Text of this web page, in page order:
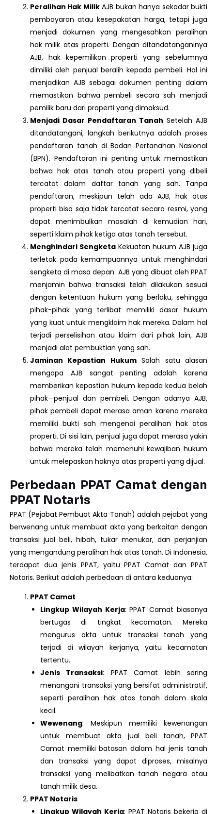
Peralihan Hak MilikAJB bukan hanya sekadar bukti
pembayaran atau kesepakatan harga, tetapi juga
menjadi dokumen yang mengesahkan peralihan
hak milik atas properti. Dengan ditandatanganinya
AJB, hak kepemilikan properti yang sebelumnya
dimiliki oleh penjual beralih kepada pembeli. Hal ini
menjadikan AJB sebagai dokumen penting dalam
memastikan bahwa pembeli secara sah menjadi
pemilik baru dari properti yang dimaksud.
Menjadi Dasar Pendaftaran Tanah Setelah AJB
ditandatangani, langkah berikutnya adalah proses
pendaftaran tanah di Badan Pertanahan Nasional
(BPN). Pendaftaran ini penting untuk memastikan
bahwa hak atas tanah atau properti yang dibeli
tercatat dalam daftar tanah yang sah. Tanpa
pendaftaran, meskipun telah ada AJB, hak atas
properti bisa saja tidak tercatat secara resmi, yang
dapat menimbulkan masalah di kemudian hari,
seperti klaim pihak ketiga atas tanah tersebut.
Menghindari Sengketa Kekuatan hukum AJB juga
terletak pada kemampuannya untuk menghindari
sengketa di masa depan. AJB yang dibuat oleh PPAT
menjamin bahwa transaksi telah dilakukan sesuai
dengan ketentuan hukum yang berlaku, sehingga
pihak-pihak yang terlibat memiliki dasar hukum
yang kuat untuk mengklaim hak mereka. Dalam hal
terjadi perselisihan atau klaim dari pihak lain, AJB
menjadi alat pembuktian yang sah.
Jaminan Kepastian HukumSalah satu alasan
mengapa AJB sangat penting adalah karena
memberikan kepastian hukum kepada kedua belah
pihak—penjual dan pembeli. Dengan adanya AJB,
pihak pembeli dapat merasa aman karena mereka
memiliki bukti sah mengenai peralihan hak atas
properti. Di sisi lain, penjual juga dapat merasa yakin
bahwa mereka telah memenuhi kewajiban hukum
untuk melepaskan haknya atas properti yang dijual.
Perbedaan PPAT Camat dengan
PPAT Notaris
PPAT (Pejabat Pembuat Akta Tanah) adalah pejabat yang
berwenang untuk membuat akta yang berkaitan dengan
transaksi jual beli, hibah, tukar menukar, dan perjanjian
yang mengandung peralihan hak atas tanah. Di Indonesia,
terdapat dua jenis PPAT, yaitu PPAT Camat dan PPAT
Notaris. Berikut adalah perbedaan di antara keduanya:
PPAT Camat
Lingkup Wilayah Kerja: PPAT Camat biasanya
bertugas di tingkat kecamatan. Mereka
mengurus akta untuk transaksi tanah yang
terjadi di wilayah kerjanya, yaitu kecamatan
tertentu.
Jenis Transaksi: PPAT Camat lebih sering
menangani transaksi yang bersifat administratif,
seperti peralihan hak atas tanah dalam skala
kecil.
Wewenang: Meskipun memiliki kewenangan
untuk membuat akta jual beli tanah, PPAT
Camat memiliki batasan dalam hal jenis tanah
dan transaksi yang dapat diproses, misalnya
transaksi yang melibatkan tanah negara atau
tanah milik desa.
PPAT Notaris
Lingkup Wilayah Kerja: PPAT Notaris bekerja di